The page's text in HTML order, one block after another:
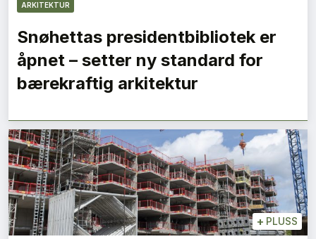
ARKITEKTUR
Snøhettas presidentbibliotek er
åpnet – setter ny standard for
bærekraftig arkitektur
+ PLUSS